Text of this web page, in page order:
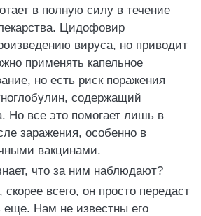
в полную силу в течение
Цидофовир
вируса, но приводит
применять капельное
но есть риск поражения
содержащий
Но все это помогает лишь в
заражения, особенно в
вакцинами.
что за ним наблюдают?
всего, он просто передаст
еще. Нам не известны его